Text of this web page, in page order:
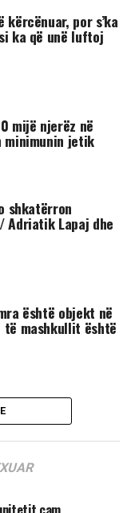
por s’ka
ka që unë luftoj
mijë njerëz në
minimunin jetik
shkatërron
Lapaj dhe
është objekt në
të mashkullit është